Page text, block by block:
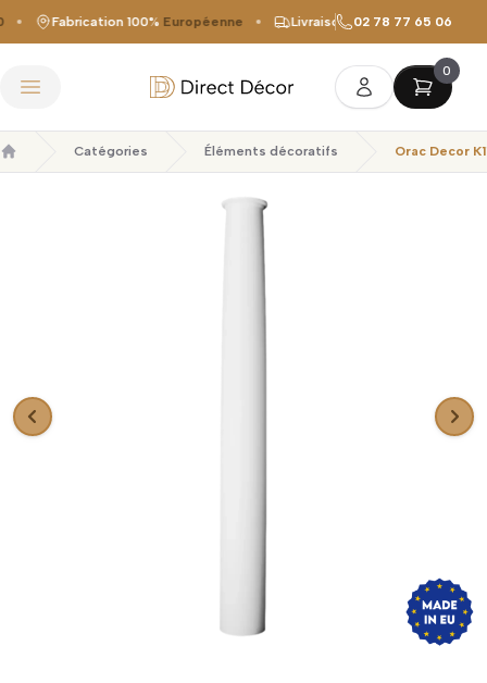
Fabrication 100%Européenne Livraison offertedès 149 €
02 78 77 65 06
Ouvrir le menu Direct Décor
0
Accueil
Catégories Éléments décoratifs Orac Decor